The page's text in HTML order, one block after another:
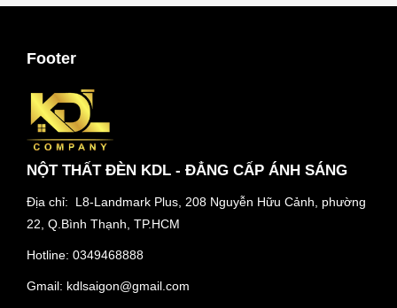
Footer
NỘT THẤT ĐÈN KDL - ĐẲNG CẤP ÁNH SÁNG
Địa chỉ: L8-Landmark Plus, 208 Nguyễn Hữu Cảnh, phường
22, Q.Bình Thạnh, TP.HCM
Hotline: 0349468888
Gmail: kdlsaigon@gmail.com